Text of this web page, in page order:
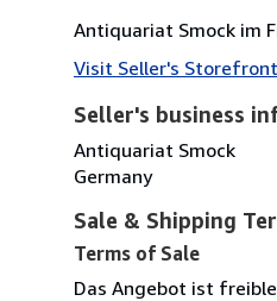
Antiquariat Smock im
Visit Seller's Storefront
Seller's business
Antiquariat Smock
Germany
Sale & Shipping
Terms of Sale
Das Angebot ist